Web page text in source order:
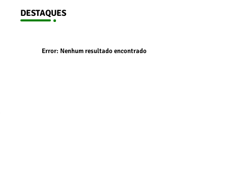
DESTAQUES
Error: Nenhum resultado encontrado